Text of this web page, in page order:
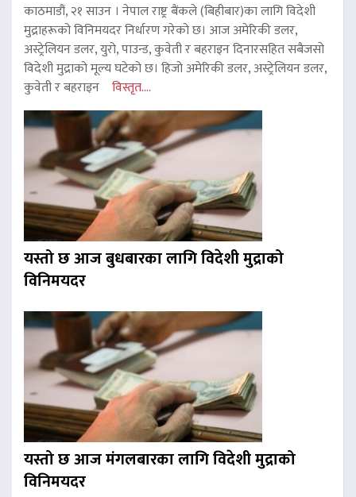
काठमाडौं, २१ साउन । नेपाल राष्ट्र बैंकले (बिहीबार)का लागि विदेशी
मुद्राहरूको विनिमयदर निर्धारण गरेको छ। आज अमेरिकी डलर,
अस्ट्रेलियन डलर, युरो, पाउन्ड, कुवेती र बहराइन दिनारसहित सबैजसो
विदेशी मुद्राको मूल्य घटेको छ। हिजो अमेरिकी डलर, अस्ट्रेलियन डलर,
कुवेती र बहराइन विस्तृत....
यस्तो छ आज बुधबारका लागि विदेशी मुद्राको
विनिमयदर
यस्तो छ आज मंगलबारका लागि विदेशी मुद्राको
विनिमयदर